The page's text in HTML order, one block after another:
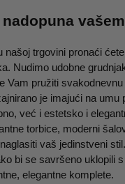
našoj trgovini pronaći
Nudimo udobne
Vam pružiti
je imajući na umu
već i estetsko i
torbice, moderni
vaš jedinstveni
bi se savršeno uklopili
elegantne komplete.